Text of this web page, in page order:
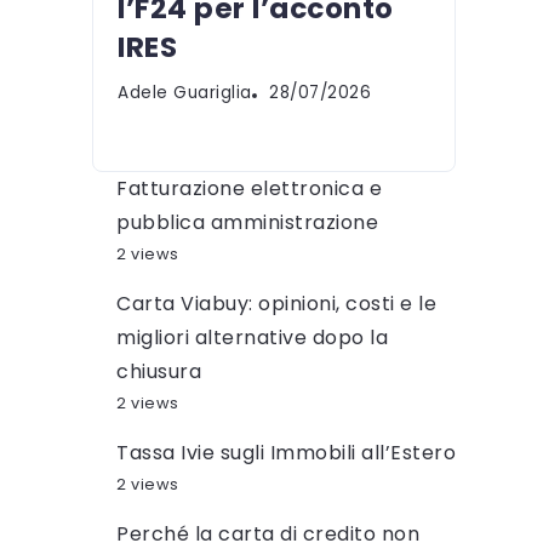
l’F24 per l’acconto
IRES
Adele Guariglia 28/07/2026
Fatturazione elettronica e
pubblica amministrazione
2 views
Carta Viabuy: opinioni, costi e le
migliori alternative dopo la
chiusura
2 views
Tassa Ivie sugli Immobili all’Estero
2 views
Perché la carta di credito non